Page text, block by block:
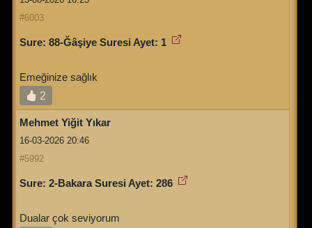
#6003
Sure: 88-Ğâşiye Suresi Ayet: 1
Emeğinize sağlık
2
Mehmet Yiğit Yıkar
16-03-2026 20:46
#5992
Sure: 2-Bakara Suresi Ayet: 286
Dualar çok seviyorum